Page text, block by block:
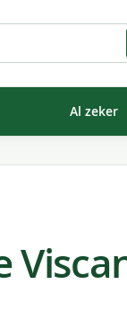
Al zeker